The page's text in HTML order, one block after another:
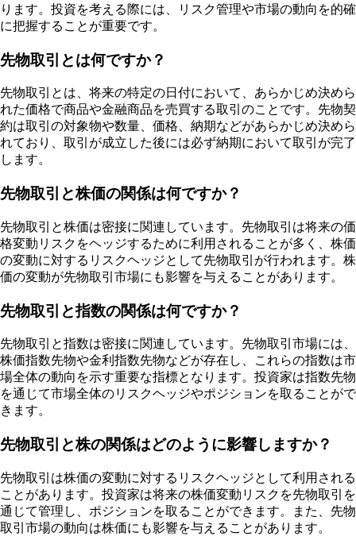
ります。投資を考える際には、リスク管理や市場の動向を的確
に把握することが重要です。
先物取引とは何ですか？
先物取引とは、将来の特定の日付において、あらかじめ決めら
れた価格で商品や金融商品を売買する取引のことです。先物契
約は取引の対象物や数量、価格、納期などがあらかじめ決めら
れており、取引が成立した後には必ず納期において取引が完了
します。
先物取引と株価の関係は何ですか？
先物取引と株価は密接に関連しています。先物取引は将来の価
格変動リスクをヘッジするために利用されることが多く、株価
の変動に対するリスクヘッジとして先物取引が行われます。株
価の変動が先物取引市場にも影響を与えることがあります。
先物取引と指数の関係は何ですか？
先物取引と指数は密接に関連しています。先物取引市場には、
株価指数先物や金利指数先物などが存在し、これらの指数は市
場全体の動向を示す重要な指標となります。投資家は指数先物
を通じて市場全体のリスクヘッジやポジションを取ることがで
きます。
先物取引と株の関係はどのように影響しますか？
先物取引は株価の変動に対するリスクヘッジとして利用される
ことがあります。投資家は将来の株価変動リスクを先物取引を
通じて管理し、ポジションを取ることができます。また、先物
取引市場の動向は株価にも影響を与えることがあります。